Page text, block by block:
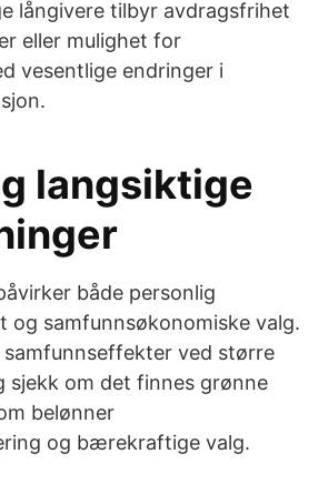
långivere tilbyr avdragsfrihet
eller mulighet for
vesentlige endringer i
langsiktige
både personlig
og samfunnsøkonomiske valg.
ved større
sjekk om det finnes grønne
belønner
og bærekraftige valg.